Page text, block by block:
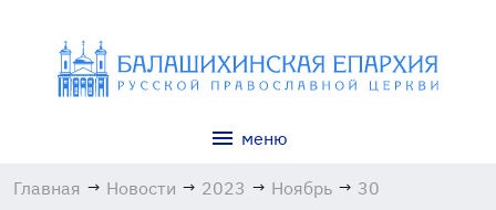
меню
Главная → Новости → 2023 → Ноябрь → 30